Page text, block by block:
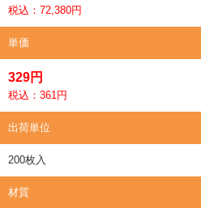
税込：72,380円
単価
329円
税込：361円
出荷単位
200枚入
材質